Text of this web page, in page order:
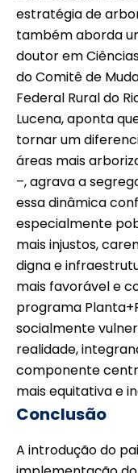
estratégia de
também aborda
doutor em
do Comitê de
Federal Rural do
Lucena, aponta
tornar um
áreas mais
–, agrava a
essa dinâmica
especialmente
mais injustos,
digna e
mais favorável e
programa
socialmente
realidade,
componente
mais equitativa e
Conclusão
A introdução do